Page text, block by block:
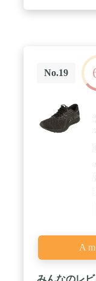
No.19